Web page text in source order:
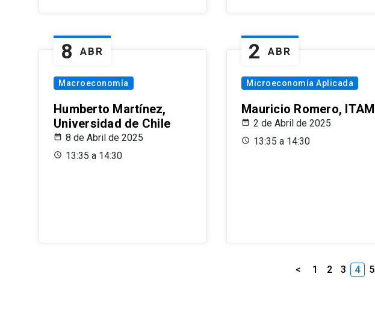
8 ABR
Macroeconomía
Humberto Martínez,
Universidad de Chile
8 de Abril de 2025
13:35 a 14:30
2 ABR
Microeconomía Aplicada
Mauricio Romero, ITAM
2 de Abril de 2025
13:35 a 14:30
< 1 2 3 4 5